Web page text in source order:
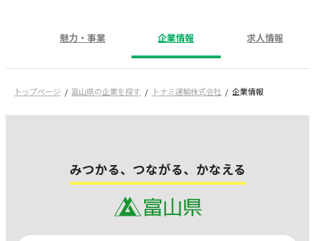
魅力・事業 企業情報 求人情報
トップページ 富山県の企業を探す トナミ運輸株式会社 企業情報
みつかる、つながる、かなえる